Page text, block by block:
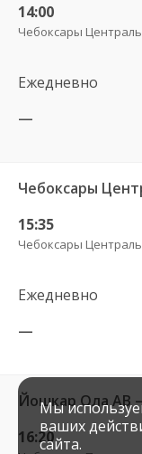
14:00
Чебоксары
Ежедневно
—
15:35
Чебоксары
Ежедневно
—
16:20
Мы
ваших
сайта.